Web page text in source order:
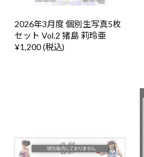
2026年3月度 個別生写真5枚
セット Vol.2 猪島 莉玲亜
¥1,200 (税込)